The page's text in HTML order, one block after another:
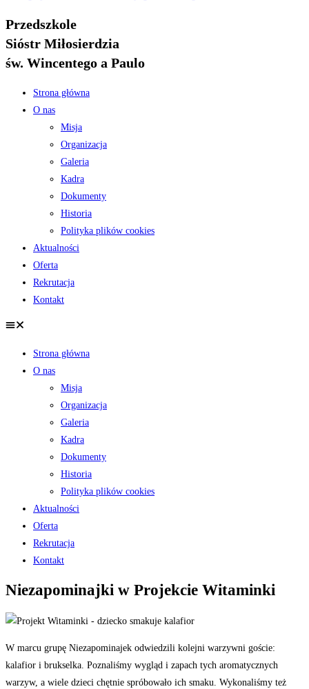
Przedszkole
Sióstr Miłosierdzia
św. Wincentego a Paulo
Strona główna
O nas
Misja
Organizacja
Galeria
Kadra
Dokumenty
Historia
Polityka plików cookies
Aktualności
Oferta
Rekrutacja
Kontakt
Strona główna
O nas
Misja
Organizacja
Galeria
Kadra
Dokumenty
Historia
Polityka plików cookies
Aktualności
Oferta
Rekrutacja
Kontakt
Niezapominajki w Projekcie Witaminki
W marcu grupę Niezapominajek odwiedzili kolejni warzywni goście:
kalafior i brukselka. Poznaliśmy wygląd i zapach tych aromatycznych
warzyw, a wiele dzieci chętnie spróbowało ich smaku. Wykonaliśmy też